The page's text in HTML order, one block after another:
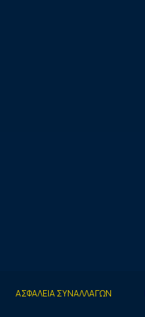
ΑΣΦΑΛΕΙΑ ΣΥΝΑΛΛΑΓΩΝ